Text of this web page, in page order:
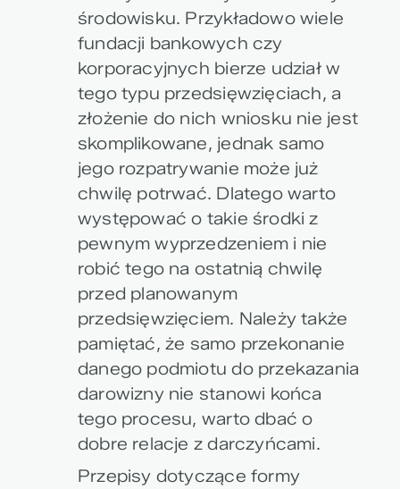
środowisku. Przykładowo wiele
fundacji bankowych czy
korporacyjnych bierze udział w
tego typu przedsięwzięciach, a
złożenie do nich wniosku nie jest
skomplikowane, jednak samo
jego rozpatrywanie może już
chwilę potrwać. Dlatego warto
występować o takie środki z
pewnym wyprzedzeniem i nie
robić tego na ostatnią chwilę
przed planowanym
przedsięwzięciem. Należy także
pamiętać, że samo przekonanie
danego podmiotu do przekazania
darowizny nie stanowi końca
tego procesu, warto dbać o
dobre relacje z darczyńcami.
Przepisy dotyczące formy